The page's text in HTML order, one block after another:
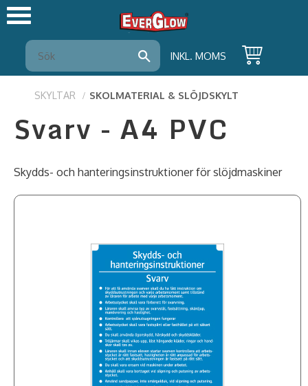
INKL. MOMS
SKYLTAR SKOLMATERIAL & SLÖJDSKYLT
Svarv - A4 PVC
Skydds- och hanteringsinstruktioner för slöjdmaskiner